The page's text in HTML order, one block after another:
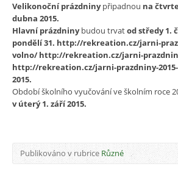
Velikonoční prázdninypřipadnou na
dubna 2015.
Hlavní prázdninybudou trvatod středy 1.
pondělí 31. http://rekreation.cz/jarni-
volno/ http://rekreation.cz/jarni-
http://rekreation.cz/jarni-prazdniny-
2015.
Období školního vyučování ve školním roce
v úterý 1. září 2015.
Publikováno v rubrice Různé